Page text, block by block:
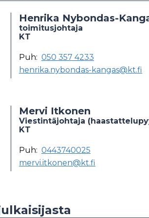
Henrika Nybondas-
toimitusjohtaja
KT
Puh: 050 357 4233
henrika.nybondas-kangas@kt.fi
Mervi Itkonen
Viestintäjohtaja
KT
Puh: 0443740025
mervi.itkonen@kt.fi